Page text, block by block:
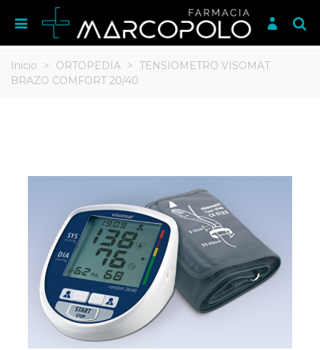
Inicio > ORTOPEDIA > TENSIOMETRO VISOMAT
BRAZO COMFORT 20/40